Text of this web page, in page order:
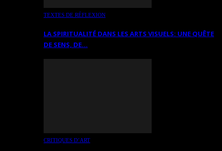
TEXTES DE RÉFLEXION
LA SPIRITUALITÉ DANS LES ARTS VISUELS: UNE QUÊTE
DE SENS, DE…
CRITIQUES D’ART